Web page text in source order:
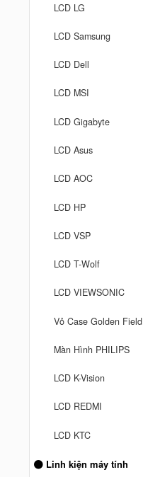
LCD LG
LCD Samsung
LCD Dell
LCD MSI
LCD Gigabyte
LCD Asus
LCD AOC
LCD HP
LCD VSP
LCD T-Wolf
LCD VIEWSONIC
Vỏ Case Golden Field
Màn Hình PHILIPS
LCD K-Vision
LCD REDMI
LCD KTC
Linh kiện máy tính